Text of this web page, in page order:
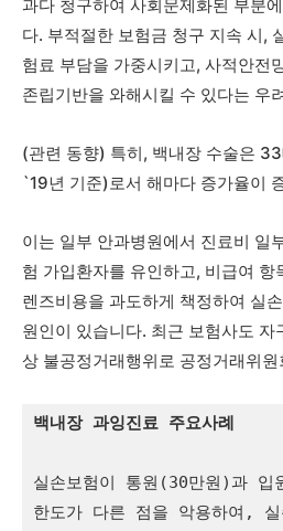
과다 청구하여 사회문제화된 부분
다. 부적절한 보험금 청구 지속 시,
험료 부담을 가중시키고, 사적안전
존립기반을 와해시킬 수 있다는 우
(관련 동향) 특히, 백내장 수술은
`19년 기준)로서 해마다 증가율이
이는 일부 안과병원에서 진료비 일
험 가입환자를 유인하고, 비급여 항
렌즈비용을 과도하게 책정하여 실
원인이 있습니다. 최근 보험사도 자
상 불공정거래행위로 공정거래위
백내장 과잉진료 주요사례
실손보험이 통원(30만원)과
한도가 다른 점을 악용하여,